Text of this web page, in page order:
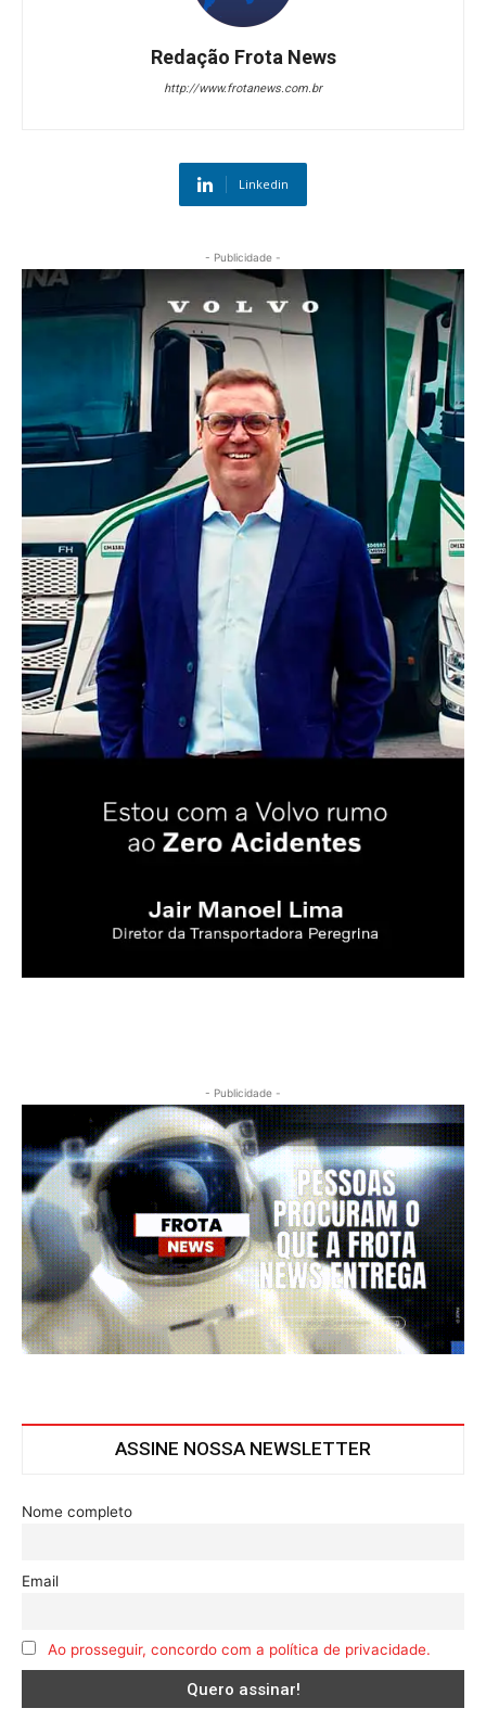
Redação Frota News
http://www.frotanews.com.br
Linkedin
- Publicidade -
- Publicidade -
ASSINE NOSSA NEWSLETTER
Nome completo
Email
Ao prosseguir, concordo com a política de privacidade.